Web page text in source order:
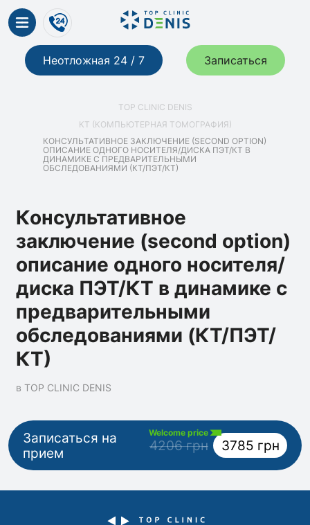
Неотложная 24 / 7 Записаться
TOP CLINIC DENIS
КТ (КОМПЬЮТЕРНАЯ ТОМОГРАФИЯ)
КОНСУЛЬТАТИВНОЕ ЗАКЛЮЧЕНИЕ (SECOND OPTION)
ОПИСАНИЕ ОДНОГО НОСИТЕЛЯ/ДИСКА ПЭТ/КТ В
ДИНАМИКЕ С ПРЕДВАРИТЕЛЬНЫМИ
ОБСЛЕДОВАНИЯМИ (КТ/ПЭТ/КТ)
Консультативное
заключение (second option)
описание одного носителя/
диска ПЭТ/КТ в динамике с
предварительными
обследованиями (КТ/ПЭТ/
КТ)
в TOP CLINIC DENIS
Записаться на
прием
Welcome price
4206 грн 3785 грн